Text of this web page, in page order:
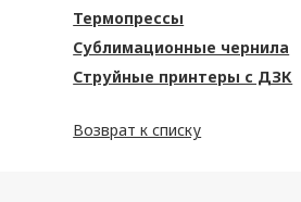
Термопрессы
Сублимационные чернила
Струйные принтеры с ДЗК
Возврат к списку